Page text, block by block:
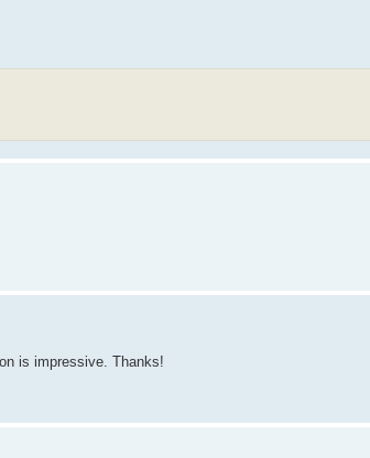
is impressive. Thanks!